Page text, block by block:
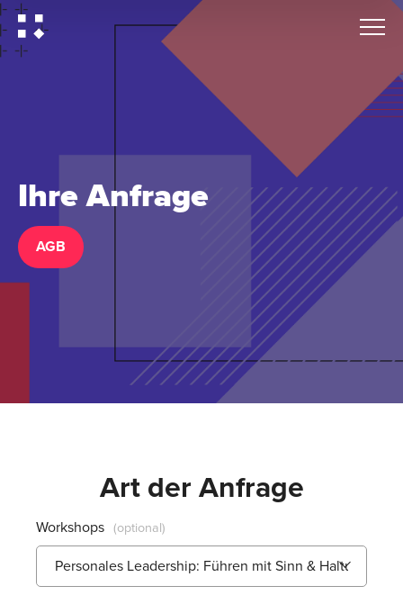
Ihre Anfrage
AGB
Art der Anfrage
Workshops